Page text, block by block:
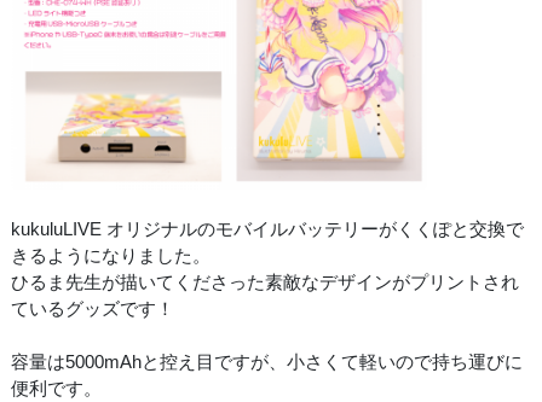
kukuluLIVE オリジナルのモバイルバッテリーがくくぽと交換で
きるようになりました。
ひるま先生が描いてくださった素敵なデザインがプリントされ
ているグッズです！
容量は5000mAhと控え目ですが、小さくて軽いので持ち運びに
便利です。